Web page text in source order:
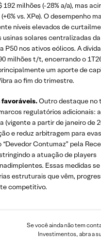
milhões (-28% a/a), mas
vs. XPe). O desempenho
níveis elevados de
usinas solares centralizadas
P50 nos ativos eólicos. A
milhões t/t, encerrando o
um aporte de
ao fim do trimestre.
Outro destaque no
regulatórios adicionais:
(vigente a partir de janeiro de
e reduz arbitragem para
Contumaz” pela
a atuação de players
Essas medidas se
estruturais que vêm,
competitivo.
Se você ainda não tem
Investimentos, abra a